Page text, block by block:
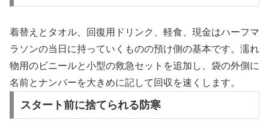
着替えとタオル、回復用ドリンク、軽食、現金はハーフマ
ラソンの当日に持っていくものの預け側の基本です。濡れ
物用のビニールと小型の救急セットを追加し、袋の外側に
名前とナンバーを大きめに記して回収を速くします。
スタート前に捨てられる防寒